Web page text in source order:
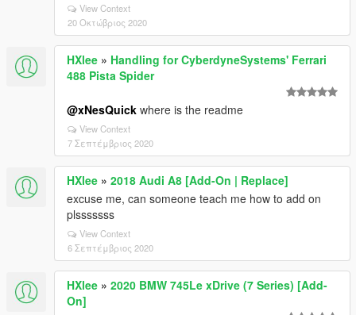
View Context
20 Οκτώβριος 2020
HXlee » Handling for CyberdyneSystems' Ferrari
488 Pista Spider
@xNesQuick where is the readme
View Context
7 Σεπτέμβριος 2020
HXlee » 2018 Audi A8 [Add-On | Replace]
excuse me, can someone teach me how to add on
plsssssss
View Context
6 Σεπτέμβριος 2020
HXlee » 2020 BMW 745Le xDrive (7 Series) [Add-
On]